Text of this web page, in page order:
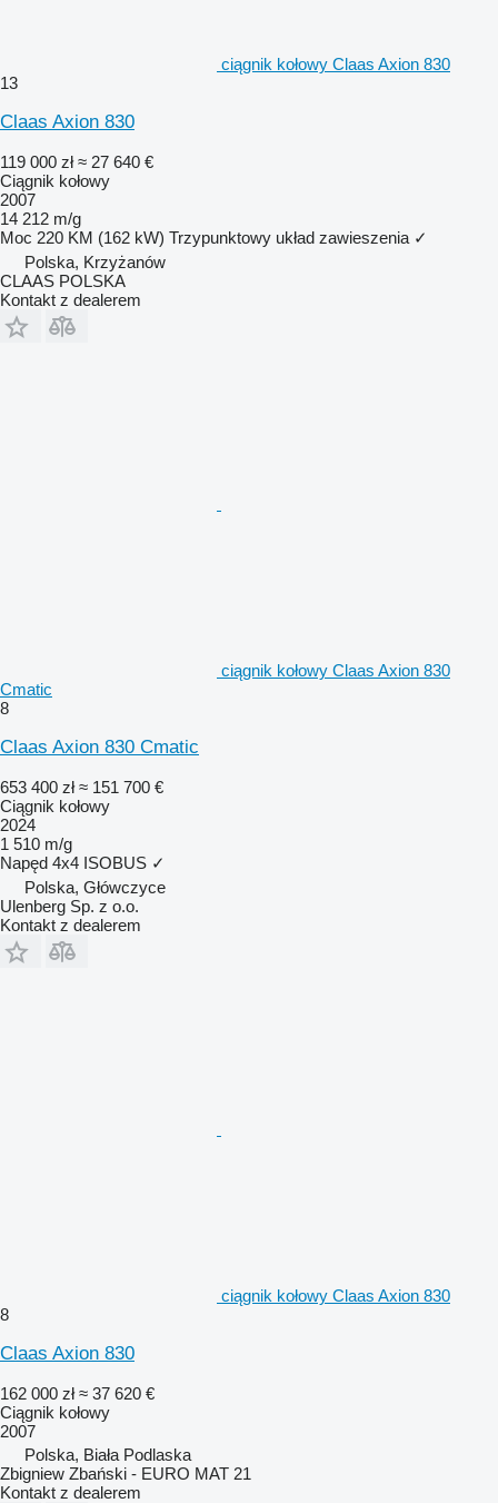
ciągnik kołowy Claas Axion 830
13
Claas Axion 830
119 000 zł ≈ 27 640 €
Ciągnik kołowy
2007
14 212 m/g
Moc 220 KM (162 kW) Trzypunktowy układ zawieszenia ✓
Polska, Krzyżanów
CLAAS POLSKA
Kontakt z dealerem
ciągnik kołowy Claas Axion 830
Cmatic
8
Claas Axion 830 Cmatic
653 400 zł ≈ 151 700 €
Ciągnik kołowy
2024
1 510 m/g
Napęd 4x4 ISOBUS ✓
Polska, Główczyce
Ulenberg Sp. z o.o.
Kontakt z dealerem
ciągnik kołowy Claas Axion 830
8
Claas Axion 830
162 000 zł ≈ 37 620 €
Ciągnik kołowy
2007
Polska, Biała Podlaska
Zbigniew Zbański - EURO MAT 21
Kontakt z dealerem